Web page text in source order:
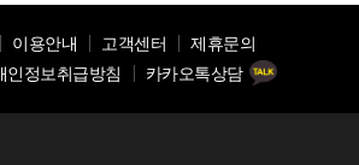
이용안내 고객센터
제휴문의
인정보취급방침 카카오톡상담